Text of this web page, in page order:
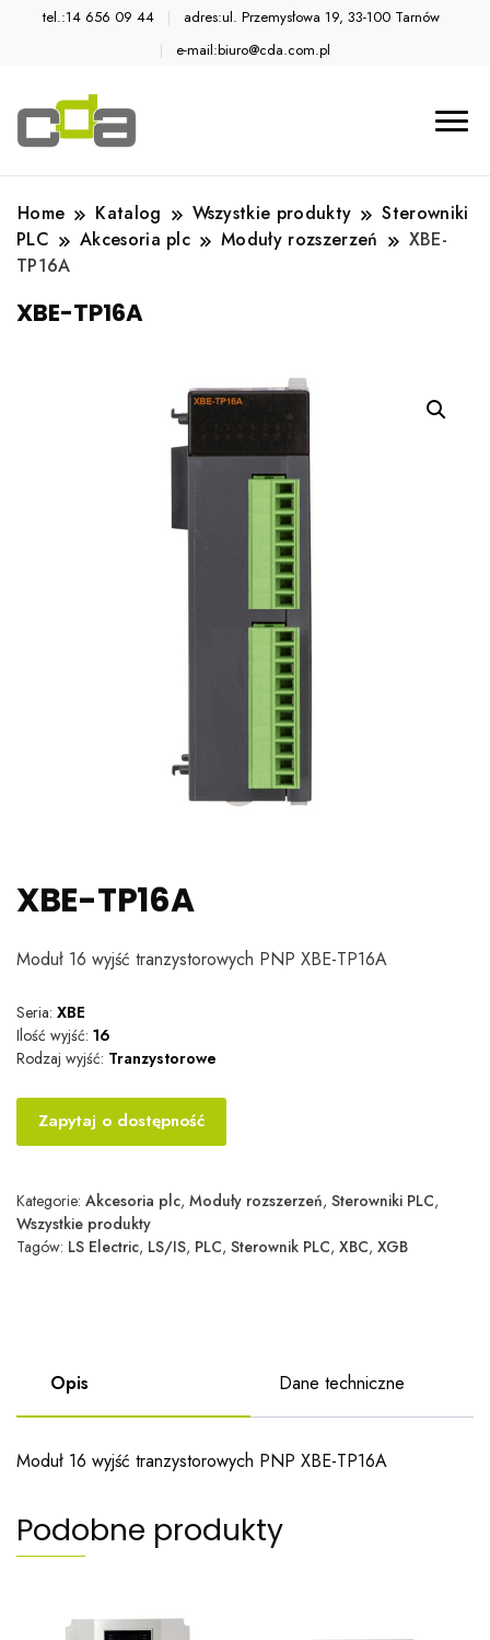
tel.:14 656 09 44
adres:ul. Przemysłowa 19, 33-100 Tarnów
e-mail:biuro@cda.com.pl
Home Katalog Wszystkie produkty
Sterowniki
PLC
Akcesoria plc Moduły rozszerzeń
XBE-
TP16A
XBE-TP16A
XBE-TP16A
Moduł 16 wyjść tranzystorowych PNP XBE-TP16A
Seria: XBE
Ilość wyjść: 16
Rodzaj wyjść: Tranzystorowe
Zapytaj o dostępność
Kategorie: Akcesoria plc, Moduły rozszerzeń, Sterowniki PLC,
Wszystkie produkty
Tagów: LS Electric, LS/IS, PLC, Sterownik PLC, XBC, XGB
Opis Dane techniczne
Moduł 16 wyjść tranzystorowych PNP XBE-TP16A
Podobne produkty